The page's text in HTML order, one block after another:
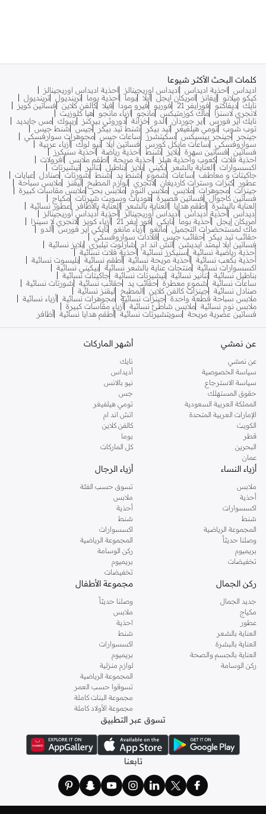
كلمات البحث الأكثر شيوعا
اديداس احذية اديداس اديداس اوريجينالز
احذية اديداس اوريجينالز
كيكو ميلانو
إيفانز امريكان ايجل ايلا بوما احذية بوما ترينديول ترينديول
نايك ديفاكتو فورايفر 21 فوريو فيرو مودا فيلا كالفن كلاين فساتين كويز
لانجري لاسنزا
ماك كوزمتيكس مانجو ازياء مانجو
هيا كلوزيت
نايك اير فورس
اير جوردان الدو خزانة دوروثي بيركنز ريبوك مس جايديد
توب شوب تومي هيلفيغر تيد بيكر شنط تيد بيكر جيس شنط جيس
جينجر
جينجر بيسيكس سكيتشرز ساعات جيس مجوهرات سوارفسكي
سواروفسكي
ساعات مايكل كورس فساتين ايلا نيو لوك أزياء عربية
فساتين
فساتين سهرة بلايز شنط احذية رياضة
احذية سنيكرز
احذية فلات كعوب واحذية هيلز احذية مريحة اطقم ملابس
افرولات
اكسسوارات
العناية بالشعر بكيني بلايز بناطيل تنانير
تيشيرتات
جاكيتات و معاطف
ساعات شموع شنط يد شنط شورتات صنادل
عبايات
عطور
كنزات وسترات كارديغان لانجري لوازم المطبخ ليقنز
ملابس سباحة
جينزات مجوهرات ملابس ملابس النوم ملابس بحر ملابس مقاسات كبيرة
فساتين كاجوال
فساتين قصيرة هوديات وسويت شيرتات مكياج
العناية بالبشرة أطقم هدايا العناية بالشعر العناية بالأظافر
عطور نسائية
أديداس أحذية أديداس أديداس أوريجينالز
أحذية أديداس أوريجينالز
أمريكان إيجل أحذية بوما نايكي فور إيفر 21 أزياء كويز
لانجري لا سينزا
ماك لمستحضرات التجميل مانغو أزياء مانغو نايكي اير فورس ألدو
حقائب تيد بيكر حقائب جيس
قلادات سواروفسكي
فساتين ايلا ليمتد ايديشن اتش اند ام شارلوت تيلبري بلايز نسائية
أحذية رياضية نسائية
سنيكرز نسائية أحذية فلات نسائية
أحذية بكعب نسائية أحذية مريحة نسائية أطقم نسائية بليسوت نسائية
اكسسوارات نسائية منتجات عناية بالشعر نسائية بيكيني نسائية
بناطيل نسائية تنانير نسائية تيشيرتات نسائية جاكيتات نسائية
ساعات نسائية
شموع معطرة حقائب يد حقائب نسائية
شورتات نسائية
صنادل نسائية جينزات كالفن كلاين المطبخ
ليقنز نسائية
ملابس سباحة قطعة واحدة جينزات نسائية مجوهرات نسائية أزياء نسائية
ملابس نوم نسائية ملابس شاطئ نسائية أزياء مقاسات كبيرة
فساتين عصرية مريحة
سويتشيرتات نسائية أطقم هدايا نسائية أظافر
عن نمشي
عن نمشي
سياسة الخصوصية
سياسة الاسترجاع
حقوق المستهلك
المملكة العربية السعودية
الإمارات العربية المتحدة
الكويت
قطر
البحرين
عمان
أشهر الماركات
نايك
أديداس
نيو بالانس
جس
تومي هيلفيغر
اتش اند ام
كالفن كلاين
بوما
كل الماركات
أزياء النساء
ملابس
أحذية
اكسسوارات
شنط
المجموعة الرياضية
وصلنا حديثاً
بريميوم
تخفيضات
أزياء الرجال
تسوق حسب الفئة
ملابس
أحذية
شنط
اكسسوارات
المجموعة الرياضية
ركن الوسامة
بريميوم
تخفيضات
ركن الجمال
جديد الجمال
مكياج
عطور
العناية بالشعر
العناية بالبشرة
العناية بالجسم والصحة
ركن الوسامة
مجموعة الأطفال
وصلنا حديثاً
ملابس
احذية
شنط
اكسسوارات
بريميوم
لوازم منزلية
المجموعة الرياضية
تسوقوا حسب العمر
مجموعة البنات كاملة
مجموعة الأولاد كاملة
تسوق عبر التطبيق
تابعنا